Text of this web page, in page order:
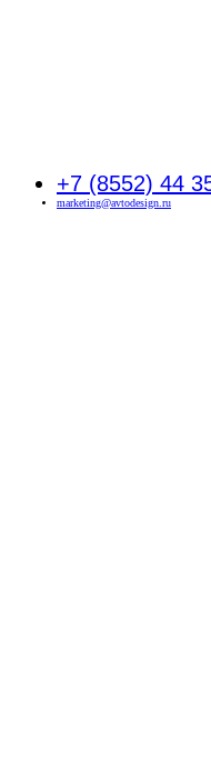
+7 (8552) 44
marketing@avtodesign.ru